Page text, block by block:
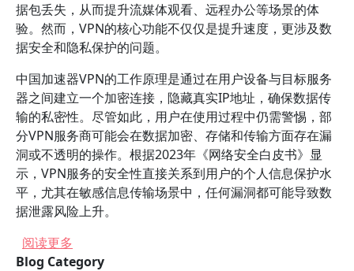
据包丢失，从而提升流媒体观看、远程办公等场景的体
验。然而，VPN的核心功能不仅仅是提升速度，更涉及数
据安全和隐私保护的问题。
中国加速器VPN的工作原理是通过在用户设备与目标服务
器之间建立一个加密连接，隐藏真实IP地址，确保数据传
输的私密性。尽管如此，用户在使用过程中仍需警惕，部
分VPN服务商可能会在数据加密、存储和传输方面存在漏
洞或不透明的操作。根据2023年《网络安全白皮书》显
示，VPN服务的安全性直接关系到用户的个人信息保护水
平，尤其在敏感信息传输场景中，任何漏洞都可能导致数
据泄露风险上升。
阅读更多
Blog Category